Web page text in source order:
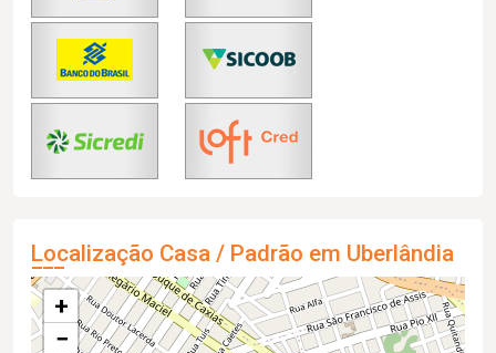
Localização Casa / Padrão em Uberlândia
+
−